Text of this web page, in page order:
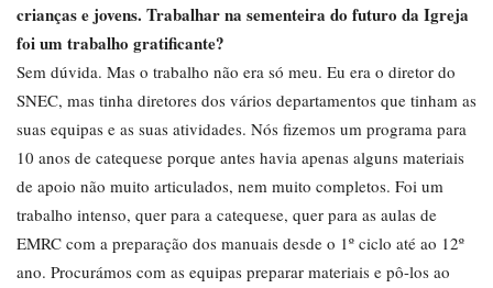
crianças e jovens. Trabalhar na sementeira do futuro da Igreja
foi um trabalho gratificante?
Sem dúvida. Mas o trabalho não era só meu. Eu era o diretor do
SNEC, mas tinha diretores dos vários departamentos que tinham as
suas equipas e as suas atividades. Nós fizemos um programa para
10 anos de catequese porque antes havia apenas alguns materiais
de apoio não muito articulados, nem muito completos. Foi um
trabalho intenso, quer para a catequese, quer para as aulas de
EMRC com a preparação dos manuais desde o 1º ciclo até ao 12º
ano. Procurámos com as equipas preparar materiais e pô-los ao